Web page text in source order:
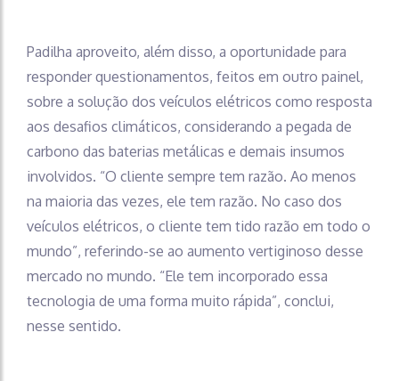
Padilha aproveito, além disso, a oportunidade para
responder questionamentos, feitos em outro painel,
sobre a solução dos veículos elétricos como resposta
aos desafios climáticos, considerando a pegada de
carbono das baterias metálicas e demais insumos
involvidos. “O cliente sempre tem razão. Ao menos
na maioria das vezes, ele tem razão. No caso dos
veículos elétricos, o cliente tem tido razão em todo o
mundo”, referindo-se ao aumento vertiginoso desse
mercado no mundo. “Ele tem incorporado essa
tecnologia de uma forma muito rápida”, conclui,
nesse sentido.